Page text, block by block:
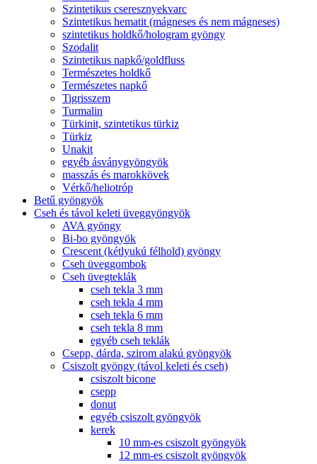
Szintetikus cseresznyekvarc
Szintetikus hematit (mágneses és nem mágneses)
szintetikus holdkő/hologram gyöngy
Szodalit
Szintetikus napkő/goldfluss
Természetes holdkő
Természetes napkő
Tigrisszem
Turmalin
Türkinit, szintetikus türkiz
Türkiz
Unakit
egyéb ásványgyöngyök
masszás és marokkövek
Vérkő/heliotróp
Betű gyöngyök
Cseh és távol keleti üveggyöngyök
AVA gyöngy
Bi-bo gyöngyök
Crescent (kétlyukú félhold) gyöngy
Cseh üveggombok
Cseh üvegteklák
cseh tekla 3 mm
cseh tekla 4 mm
cseh tekla 6 mm
cseh tekla 8 mm
egyéb cseh teklák
Csepp, dárda, szirom alakú gyöngyök
Csiszolt gyöngy (távol keleti és cseh)
csiszolt bicone
csepp
donut
egyéb csiszolt gyöngyök
kerek
10 mm-es csiszolt gyöngyök
12 mm-es csiszolt gyöngyök